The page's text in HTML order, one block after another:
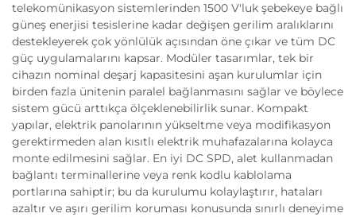
telekomünikasyon sistemlerinden 1500 V'luk şebekeye bağlı
güneş enerjisi tesislerine kadar değişen gerilim aralıklarını
destekleyerek çok yönlülük açısından öne çıkar ve tüm DC
güç uygulamalarını kapsar. Modüler tasarımlar, tek bir
cihazın nominal deşarj kapasitesini aşan kurulumlar için
birden fazla ünitenin paralel bağlanmasını sağlar ve böylece
sistem gücü arttıkça ölçeklenebilirlik sunar. Kompakt
yapılar, elektrik panolarının yükseltme veya modifikasyon
gerektirmeden alan kısıtlı elektrik muhafazalarına kolayca
monte edilmesini sağlar. En iyi DC SPD, alet kullanmadan
bağlantı terminallerine veya renk kodlu kablolama
portlarına sahiptir; bu da kurulumu kolaylaştırır, hataları
azaltır ve aşırı gerilim koruması konusunda sınırlı deneyime